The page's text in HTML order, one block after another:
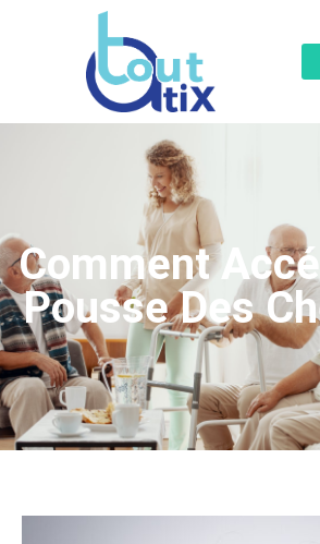
Comment
Pousse Des